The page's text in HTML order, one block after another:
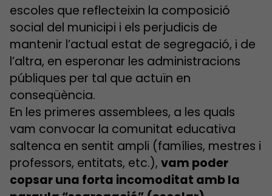
escoles que reflecteixin la composició
social del municipi i els perjudicis de
mantenir l’actual estat de segregació, i de
l’altra, en esperonar les administracions
públiques per tal que actuïn en
conseqüència.
En les primeres assemblees, a les quals
vam convocar la comunitat educativa
saltenca en sentit ampli (famílies, mestres i
professors, entitats, etc.), vam poder
copsar una forta incomoditat amb la